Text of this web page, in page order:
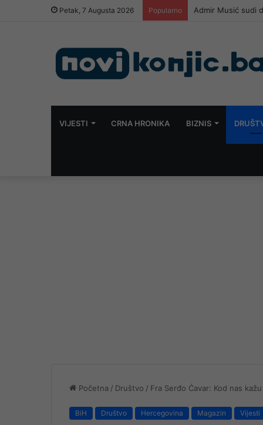
Petak, 7 Augusta 2026 Popularno Admir Musić sudi
VIJESTI CRNA HRONIKA BIZNIS
Početna / Društvo / Fra Serđo Ćavar: Kod nas
BiH Društvo Hercegovina Magazin Vijesti